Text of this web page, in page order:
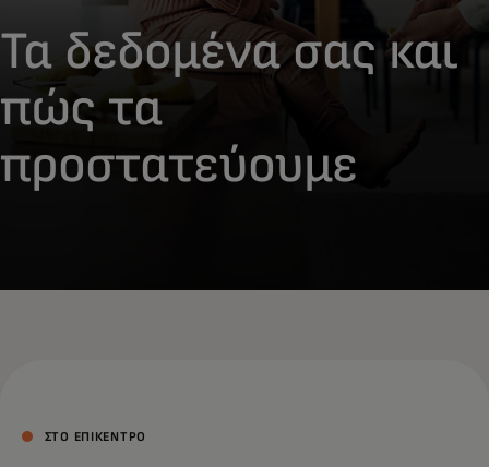
Τα δεδομένα σας και
πώς τα
προστατεύουμε
ΣΤΟ ΕΠΙΚΕΝΤΡΟ